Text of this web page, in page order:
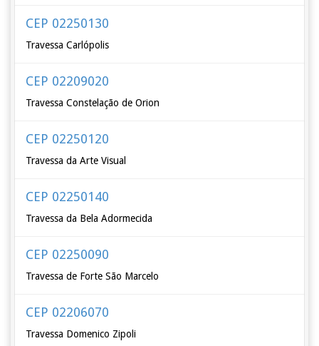
CEP 02250130
Travessa Carlópolis
CEP 02209020
Travessa Constelação de Orion
CEP 02250120
Travessa da Arte Visual
CEP 02250140
Travessa da Bela Adormecida
CEP 02250090
Travessa de Forte São Marcelo
CEP 02206070
Travessa Domenico Zipoli